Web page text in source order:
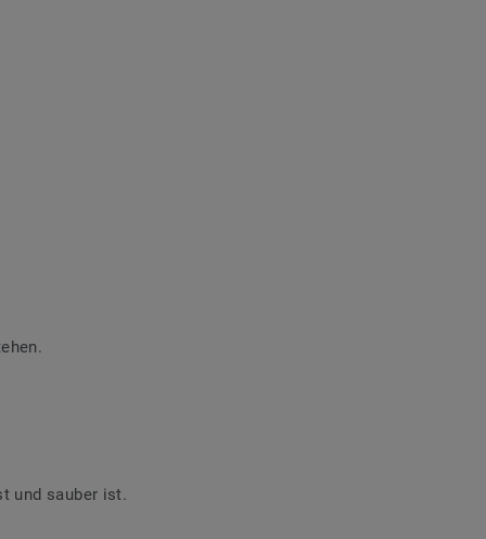
und sauber ist.